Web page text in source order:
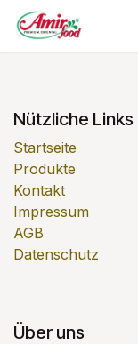
Zum Inhalt springen
Nützliche Links
Startseite
Produkte
Kontakt
Impressum
AGB
Datenschutz
Über uns